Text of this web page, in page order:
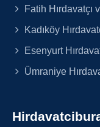
Fatih Hırdavatçı
Kadıköy
Esenyurt
Ümraniye